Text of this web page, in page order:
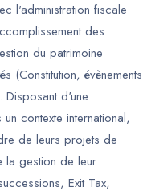
l'administration fiscale
des
du patrimoine
(Constitution, évènements
d'une
contexte international,
de leurs projets de
la gestion de leur
Exit Tax,